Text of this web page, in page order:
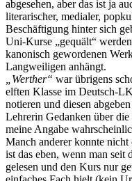
abgesehen, aber das ist ja
literarischer, medialer,
Beschäftigung hinter sich
Uni-Kurse „gequält“
kanonisch gewordenen
Langweiligen anhängt.
„Werther“ war übrigens
elften Klasse im Deutsch-
notieren und diesen
Lehrerin Gedanken über
meine Angabe
Manch anderer konnte
ist das eben, wenn man
gelesen und den Kurs nur